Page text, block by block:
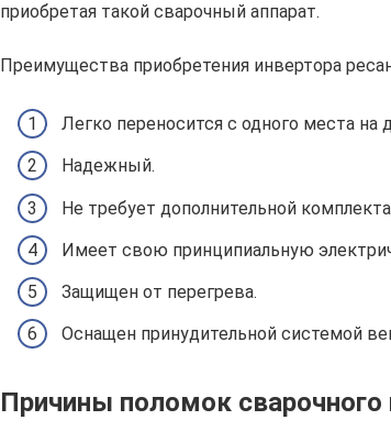
приобретая такой сварочный аппарат.
Преимущества приобретения инвертора
Легко переносится с одного места на
Надежный.
Не требует дополнительной
Имеет свою принципиальную
Защищен от перегрева.
Оснащен принудительной системой
Причины поломок сварочного